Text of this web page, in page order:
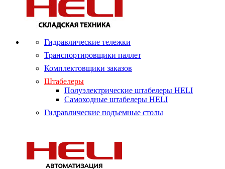
Гидравлические тележки
Транспортировщики паллет
Комплектовщики заказов
Штабелеры
Полуэлектрические штабелеры HELI
Самоходные штабелеры HELI
Гидравлические подъемные столы